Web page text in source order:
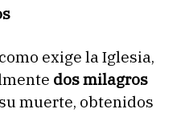
exige la Iglesia,
dos milagros
muerte, obtenidos